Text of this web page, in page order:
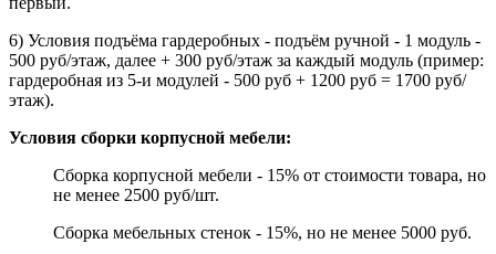
6) Условия подъёма гардеробных - подъём ручной - 1 модуль -
500 руб/этаж, далее + 300 руб/этаж за каждый модуль (пример:
гардеробная из 5-и модулей - 500 руб + 1200 руб = 1700 руб/
этаж).
Условия сборки корпусной мебели:
Сборка корпусной мебели - 15% от стоимости товара, но
не менее 2500 руб/шт.
Сборка мебельных стенок - 15%, но не менее 5000 руб.